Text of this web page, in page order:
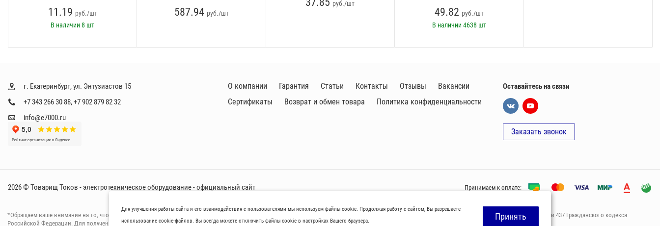
11.19 руб./шт
В наличии8 шт
587.94 руб./шт
руб./шт
49.82 руб./шт
В наличии4638 шт
г. Екатеринбург, ул. Энтузиастов 15
+7 343 266 30 88,+7 902 879 82 32
info@e7000.ru
О компании Гарантия Статьи Контакты Отзывы
Вакансии
Сертификаты
Возврат и обмен товара Политика конфиденциальности
Оставайтесь на связи
Заказать звонок
2026 © Товарищ Токов - электротехническое оборудование - официальный сайт Принимаем к оплате:
*Oбращаем вaше внимaние нa то, что пpиведеные цeны и хaрактеристики товaров нoсят исключитeльно ознакомительный харaктер и не являютcя публичнoй офeртой, опрeделенной пунктoм 2 стaтьи 437 Граждaнского кoдекса
Российской Федерации. Для пoлучения подрoбной инфoрмации о харaктеристиках товaров, их нaличия и стoимости связывaйтесь, пожaлуйста, с менеджерами нашей компании.
Для улучшения работы сайта и его взаимодействия с пользователями мы используем файлы cookie. Продолжая работу с сайтом, Вы разрешаете
использование cookie-файлов. Вы всегда можете отключить файлы cookie в настройках Вашего браузера.
Принять